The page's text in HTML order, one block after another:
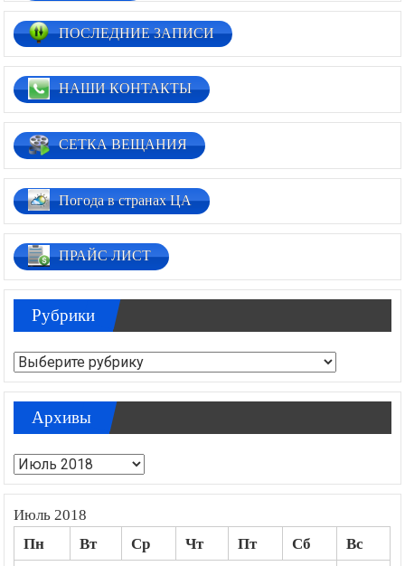
ПОСЛЕДНИЕ ЗАПИСИ
НАШИ КОНТАКТЫ
СЕТКА ВЕЩАНИЯ
Погода в странах ЦА
ПРАЙС ЛИСТ
Рубрики
Рубрики
Архивы
Архивы
Июль 2018
Пн Вт Ср Чт Пт Сб
Вс